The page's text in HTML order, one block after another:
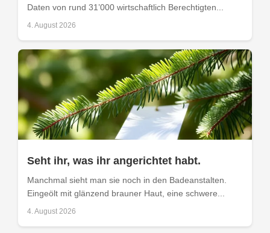
Daten von rund 31’000 wirtschaftlich Berechtigten...
4. August 2026
Seht ihr, was ihr angerichtet habt.
Manchmal sieht man sie noch in den Badeanstalten.
Eingeölt mit glänzend brauner Haut, eine schwere...
4. August 2026